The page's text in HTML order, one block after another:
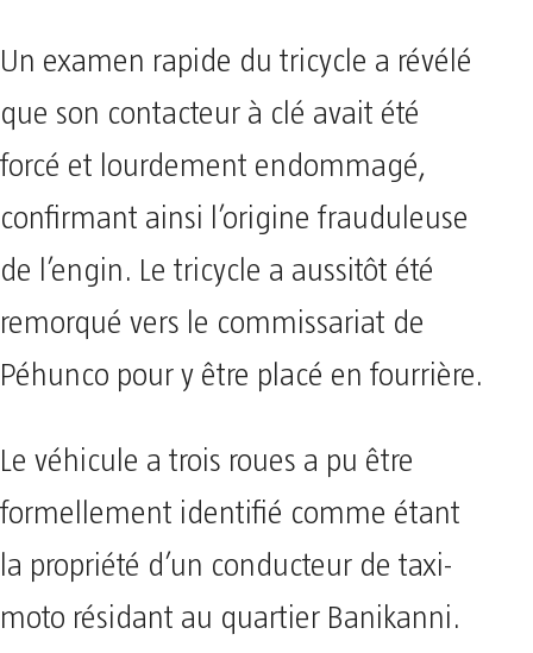
Un examen rapide du tricycle a révélé
que son contacteur à clé avait été
forcé et lourdement endommagé,
confirmant ainsi l’origine frauduleuse
de l’engin. Le tricycle a aussitôt été
remorqué vers le commissariat de
Péhunco pour y être placé en fourrière.
Le véhicule a trois roues a pu être
formellement identifié comme étant
la propriété d’un conducteur de taxi-
moto résidant au quartier Banikanni.